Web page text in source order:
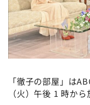
「徹子の部屋」は
（火）午後 1 時から